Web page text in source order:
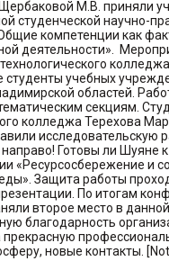
М.В. приняли
студенческой научно-
компетенции как
деятельности».
студенты учебных
областей.
секциям.
колледжа Терехова
исследовательскую
Готовы ли Шуяне
«Ресурсосбережение и
Защита работы
По итогам
второе место в данной
благодарность
новые контакты. [Not